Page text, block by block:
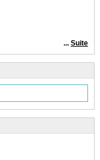
...Suite